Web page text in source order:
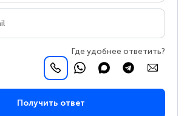
Где удобнее ответить?
Получить ответ